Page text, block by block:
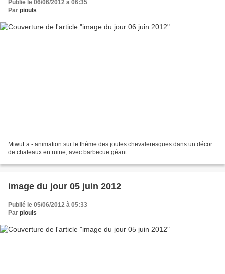
Publié le 06/06/2012 à 06:35
Par piouls
MiwuLa - animation sur le thème des joutes chevaleresques dans un décor
de chateaux en ruine, avec barbecue géant
image du jour 05 juin 2012
Publié le 05/06/2012 à 05:33
Par piouls